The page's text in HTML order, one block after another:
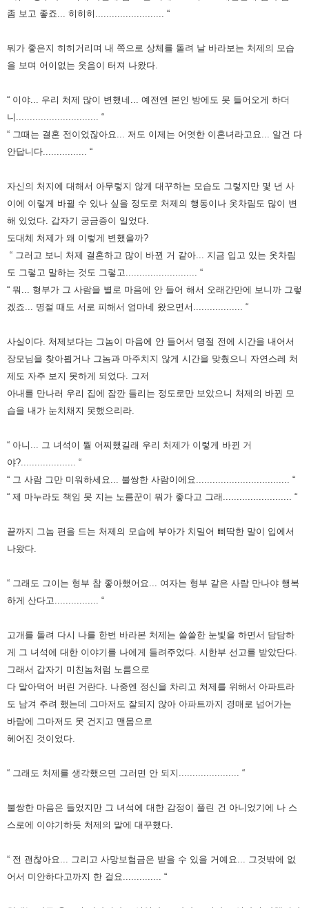
좀 보고 좋죠... 히히히......................... “
뭐가 좋은지 히히거리며 내 쪽으로 상체를 돌려 날 바라보는 처제의 모습
을 보며 어이없는 웃음이 터져 나왔다.
“ 이야... 우리 처제 많이 변했네... 예전엔 본인 방에도 못 들어오게 하더
니.............................. “
“ 그때는 결혼 전이었잖아요... 저도 이제는 어엿한 이혼녀라고요... 알건 다
안답니다................ “
자신의 처지에 대해서 아무렇지 않게 대꾸하는 모습도 그렇지만 몇 년 사
이에 이렇게 바뀔 수 있나 싶을 정도로 처제의 행동이나 옷차림도 많이 변
해 있었다. 갑자기 궁금증이 일었다.
도대체 처제가 왜 이렇게 변했을까?
“ 그러고 보니 처제 결혼하고 많이 바뀐 거 같아... 지금 입고 있는 옷차림
도 그렇고 말하는 것도 그렇고.......................... “
“ 뭐... 형부가 그 사람을 별로 마음에 안 들어 해서 오래간만에 보니까 그렇
겠죠... 명절 때도 서로 피해서 엄마네 왔으면서.................. “
사실이다. 처제보다는 그놈이 마음에 안 들어서 명절 전에 시간을 내어서
장모님을 찾아뵙거나 그놈과 마주치지 않게 시간을 맞췄으니 자연스레 처
제도 자주 보지 못하게 되었다.
그저
아내를 만나러 우리 집에 잠깐 들리는 정도로만 보았으니 처제의 바뀐 모
습을 내가 눈치채지 못했으리라.
“ 아니... 그 녀석이 뭘 어찌했길래 우리 처제가 이렇게 바뀐 거
야?.................... “
“ 그 사람 그만 미워하세요... 불쌍한 사람이에요.................................. “
“ 제 마누라도 책임 못 지는 노름꾼이 뭐가 좋다고 그래......................... “
끝까지 그놈 편을 드는 처제의 모습에 부아가 치밀어 삐딱한 말이 입에서
나왔다.
“ 그래도 그이는 형부 참 좋아했어요... 여자는 형부 같은 사람 만나야 행복
하게 산다고................ “
고개를 돌려 다시 나를 한번 바라본 처제는 쓸쓸한 눈빛을 하면서 담담하
게 그 녀석에 대한 이야기를 나에게 들려주었다. 시한부 선고를 받았단다.
그래서 갑자기 미친놈처럼 노름으로
다 말아먹어 버린 거란다. 나중엔 정신을 차리고 처제를 위해서 아파트라
도 남겨 주려 했는데 그마저도 잘되지 않아 아파트까지 경매로 넘어가는
바람에 그마저도 못 건지고 맨몸으로
헤어진 것이었다.
“ 그래도 처제를 생각했으면 그러면 안 되지...................... “
불쌍한 마음은 들었지만 그 녀석에 대한 감정이 풀린 건 아니었기에 나 스
스로에 이야기하듯 처제의 말에 대꾸했다.
“ 전 괜찮아요... 그리고 사망보험금은 받을 수 있을 거예요... 그것밖에 없
어서 미안하다고까지 한 걸요.............. “